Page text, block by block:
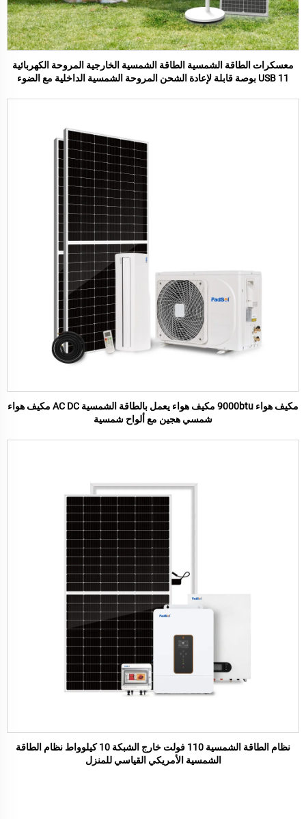
معسكرات الطاقة الشمسية الطاقة الشمسية الخارجية المروحة الكهربائية
USB 11 بوصة قابلة لإعادة الشحن المروحة الشمسية الداخلية مع الضوء
مكيف هواء 9000btu مكيف هواء يعمل بالطاقة الشمسية AC DC مكيف هواء
شمسي هجين مع ألواح شمسية
نظام الطاقة الشمسية 110 فولت خارج الشبكة 10 كيلوواط نظام الطاقة
الشمسية الأمريكي القياسي للمنزل